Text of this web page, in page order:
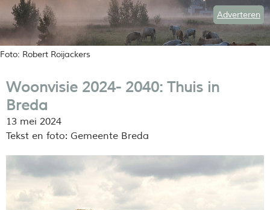
Foto: Robert Roijackers
Adverteren
Woonvisie 2024- 2040: Thuis in
Breda
13 mei 2024
Tekst en foto: Gemeente Breda